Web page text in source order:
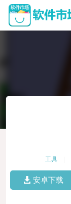
工具
安卓下载